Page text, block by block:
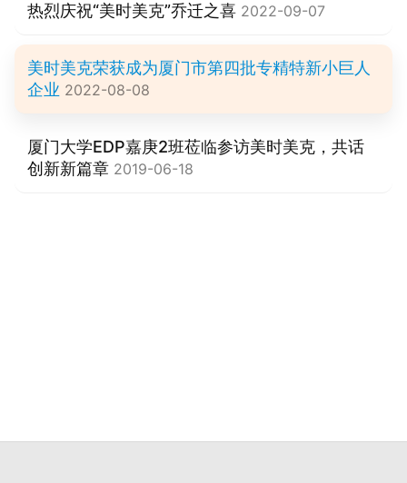
热烈庆祝“美时美克”乔迁之喜 2022-09-07
美时美克荣获成为厦门市第四批专精特新小巨人
企业 2022-08-08
厦门大学EDP嘉庚2班莅临参访美时美克，共话
创新新篇章 2019-06-18